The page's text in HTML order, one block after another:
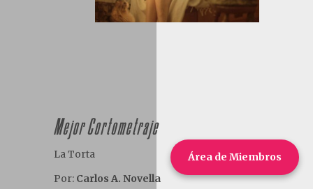
Mejor Cortometraje
La Torta
Por: Carlos A. Novella
Área de Miembros